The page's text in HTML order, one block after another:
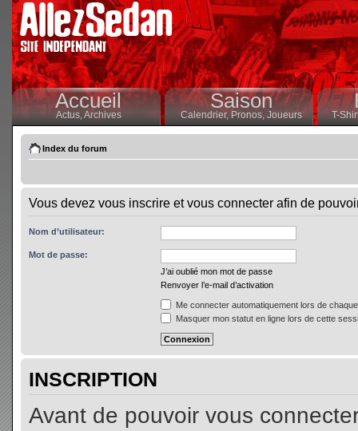
Accueil
Actus,Archives
Saison
Calendrier,Pronos, Joueurs T-
Index du forum
Vous devez vous inscrire et vous connecter afin de
Nom d’utilisateur:
Mot de passe:
J’ai oublié mon mot de passe
Renvoyer l’e-mail d’activation
Me connecter automatiquement lors de
Masquer mon statut en ligne lors de cette
INSCRIPTION
Avant de pouvoir vous